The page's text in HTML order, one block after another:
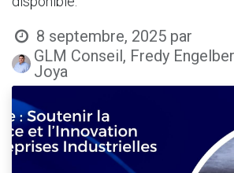
8 septembre, 2025 par
GLM Conseil, Fredy
Joya